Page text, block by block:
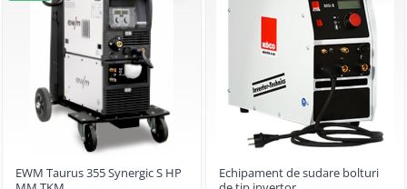
EWM Taurus 355 Synergic S HP
Echipament de sudare bolturi